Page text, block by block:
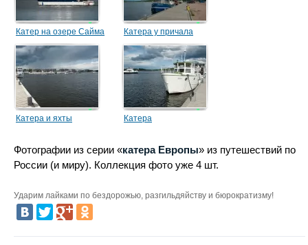
Катер на озере Сайма Катера у причала
Катера и яхты Катера
Фотографии из серии «катера Европы» из путешествий по
России (и миру). Коллекция фото уже 4 шт.
Ударим лайками по бездорожью, разгильдяйству и бюрократизму!